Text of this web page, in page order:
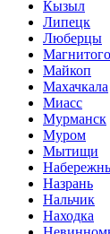
Кызыл
Липецк
Люберцы
Майкоп
Махачкала
Миасс
Мурманск
Муром
Мытищи
Назрань
Нальчик
Находка